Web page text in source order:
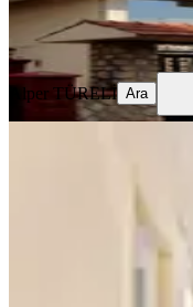
Alper TÜRELİ
Ara
Alper TÜRELİ Ara
Yeni
20.000